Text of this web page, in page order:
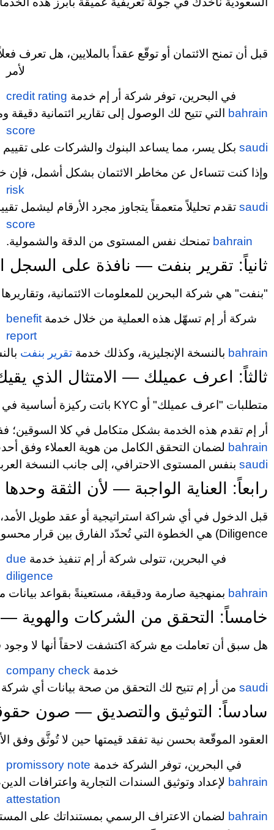
قبل أن تمنح الائتمان أو توقّع عقداً بالملايين، هل
لأمر
في البحرين، توفر شركة أر إم خدمة credit rating
bahrain
التي تتيح لك الوصول إلى تقارير ائتمانية
score
saudi بكل يسر، مما يساعد البنوك والشركات على تقييم
وإذا كنت تتساءل عن مخاطر الائتمان بشكل أشمل، فإن
risk
saudi تقدم تحليلاً متعمقاً يتجاوز مجرد الأرقام ليشمل
score
bahrain تمنحك نفس المستوى من الدقة والشمولية.
ثانياً: تقرير بنفت — نافذة على السجل
"بنفت" هي شركة البحرين للمعلومات الائتمانية،
شركة أر إم تسهّل هذه العملية من خلال خدمة benefit
report
bahrain بالنسخة الإنجليزية، وكذلك خدمة تقرير بنفت
ثالثاً: اعرف عميلك — الامتثال الذي
متطلبات "اعرف عميلك" أو KYC باتت ركيزة أساسية في منظومة الامتثال المالي حول العالم، والسعودية والبحرين ليستا استثناءً. التقصير في تطبيق هذه المتطلبات يعرّض الشركات لعقوبات رادعة وإضرار بالغة بالسمعة.
أر إم تقدم هذه الخدمة بشكل متكامل في كلا السوقين؛
bahrain لضمان التحقق الكامل من هوية العملاء وفق
saudi بنفس المستوى الاحترافي، إلى جانب النسخة
رابعاً: العناية الواجبة — لأن الثقة
Diligence) هي الخطوة التي تُحدّد الفارق بين قرار محسوب ومجازفة متهورة. هي عملية منهجية تتضمن التحقق من السجلات التجارية، والمركز المالي، والخلفية القانونية لأي جهة تفكر في التعامل معها.
في البحرين، تتولى شركة أر إم تنفيذ خدمة due
diligence
bahrain بمنهجية صارمة ودقيقة، مستعينةً بقواعد
خامساً: التحقق من الشركات
هل سبق أن تعاملت مع شركة اكتشفت لاحقاً أنها لا وجود
خدمة company check
saudi من أر إم تتيح لك التحقق من صحة بيانات أي
سادساً: التوثيق والتصديق — صون
العقود الموقّعة بحسن نية تفقد قيمتها حين لا تُوثَّق وفق
في البحرين، توفر الشركة خدمة promissory note
bahrain لإعداد وتوثيق السندات التجارية واعترافات
attestation
bahrain لضمان الاعتراف الرسمي بمستنداتك على